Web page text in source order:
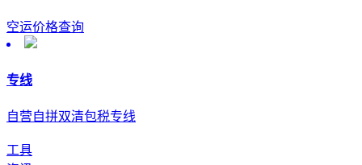
空运价格查询
专线
自营自拼双清包税专线
工具